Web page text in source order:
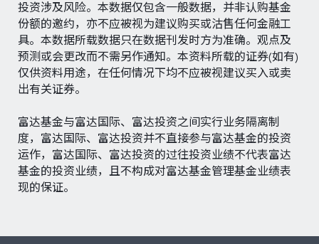
投资涉及风险。本数据仅包含一般数据，并非认购基金
份额的邀约，亦不应被视为建议购买或沽售任何金融工
具。本数据所载数据只在数据刊发时方为准确。观点及
预测或会更改而不需另作通知。本资料所载的证券(如有)
仅供资料用途，在任何情况下均不应被视建议买入或卖
出有关证券。
富达基金与富达国际、富达投资之间实行业务隔离制
度，富达国际、富达投资并不直接参与富达基金的投资
运作，富达国际、富达投资的过往投资业绩不代表富达
基金的投资业绩，且不构成对富达基金管理基金业绩表
现的保证。